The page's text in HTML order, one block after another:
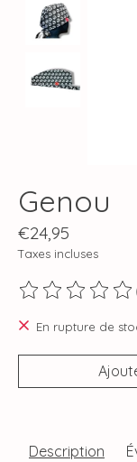
Genou
€24,95
Taxes incluses
Ce produit est
En rupture de
Description